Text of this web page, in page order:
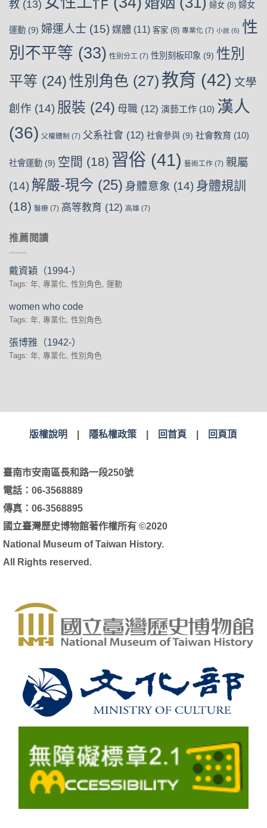
教 (13) 婦女 (8) 婦女
運動 (9) 婦運人士 (15) 媒體 (11) 客家 (8) 專業化 (7) 小說 (6) 性
別不平等 (33) 性別分工 (7) 性別刻板印象 (9) 性別
平等 (24) 性別角色 (27) 教育 (42) 文學
創作 (14) 服裝 (24) 母職 (12) 演藝工作 (10) 漢人
(36) 父權體制 (7) 父系社會 (12) 社會參與 (9) 社會教育 (10)
社會運動 (9) 空間 (18) 習俗 (41) 藝術工作 (7) 親屬
(14) 解嚴-現今 (25) 身體意象 (14) 身體規訓
(18) 醫療 (7) 高等教育 (12) 高雄 (7)
推薦閱讀
戴資穎（1994-）
Tags: 年, 專業化, 性別角色, 運動
women who code
Tags: 年, 專業化, 性別角色
張博雅（1942-）
Tags: 年, 專業化, 性別角色
版權說明 隱私權政策| 回首頁 回頁頂
臺南市安南區長和路一段250號
電話：06-3568889
傳真：06-3568895
國立臺灣歷史博物館著作權所有 ©2020
National Museum of Taiwan History.
All Rights reserved.